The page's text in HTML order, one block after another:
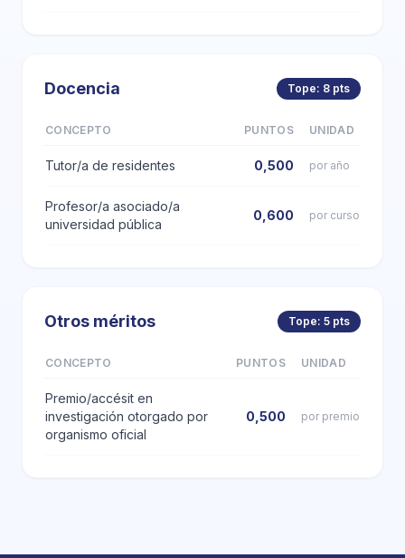
Docencia Tope: 8 pts
CONCEPTO PUNTOS UNIDAD
Tutor/a de residentes 0,500 por año
Profesor/a asociado/a
universidad pública
0,600 por curso
Otros méritos Tope: 5 pts
CONCEPTO PUNTOS UNIDAD
Premio/accésit en
investigación otorgado por
organismo oficial
0,500 por premio